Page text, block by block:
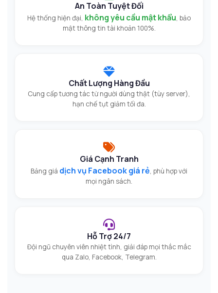
An Toàn Tuyệt Đối
Hệ thống hiện đại, không yêu cầu mật khẩu, bảo
mật thông tin tài khoản 100%.
Chất Lượng Hàng Đầu
Cung cấp tương tác từ người dùng thật (tùy server),
hạn chế tụt giảm tối đa.
Giá Cạnh Tranh
Bảng giá dịch vụ Facebook giá rẻ, phù hợp với
mọi ngân sách.
Hỗ Trợ 24/7
Đội ngũ chuyên viên nhiệt tình, giải đáp mọi thắc mắc
qua Zalo, Facebook, Telegram.